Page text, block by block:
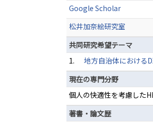
Google Scholar
松井加奈絵研究室
共同研究希望テーマ
1.
地方自治体における
現在の専門分野
個人の快適性を考慮した
著書・論文歴